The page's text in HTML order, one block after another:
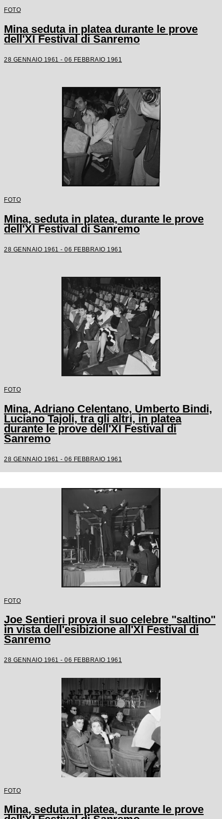
FOTO
Mina seduta in platea durante le prove
dell'XI Festival di Sanremo
28 GENNAIO 1961 - 06 FEBBRAIO 1961
FOTO
Mina, seduta in platea, durante le prove
dell'XI Festival di Sanremo
28 GENNAIO 1961 - 06 FEBBRAIO 1961
FOTO
Mina, Adriano Celentano, Umberto Bindi,
Luciano Tajoli, tra gli altri, in platea
durante le prove dell'XI Festival di
Sanremo
28 GENNAIO 1961 - 06 FEBBRAIO 1961
FOTO
Joe Sentieri prova il suo celebre "saltino"
in vista dell'esibizione all'XI Festival di
Sanremo
28 GENNAIO 1961 - 06 FEBBRAIO 1961
FOTO
Mina, seduta in platea, durante le prove